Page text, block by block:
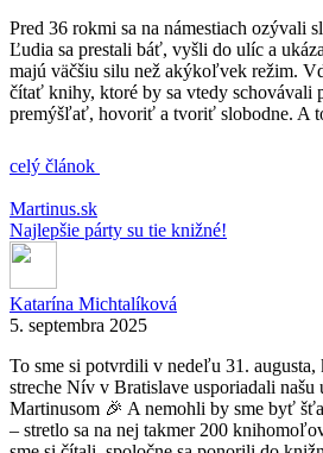
Pred 36 rokmi sa na námestiach ozývali
Ľudia sa prestali báť, vyšli do ulíc a
majú väčšiu silu než akýkoľvek režim.
čítať knihy, ktoré by sa vtedy schovávali
premýšľať, hovoriť a tvoriť slobodne. A
celý článok
Martinus.sk
Najlepšie párty su tie knižné!
Katarína Michtalíková
5. septembra 2025
To sme si potvrdili v nedeľu 31. augusta,
streche Nív v Bratislave usporiadali
Martinusom 🎉 A nemohli by sme byť
– stretlo sa na nej takmer 200